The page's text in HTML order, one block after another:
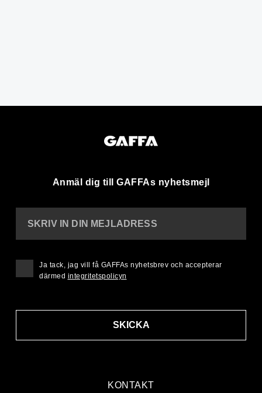
Anmäl dig till GAFFAs nyhetsmejl
KONTAKT
SKRIV IN DIN MEJLADRESS
SKICKA
Ja tack, jag vill få GAFFAs nyhetsbrev och accepterar
därmed integritetspolicyn